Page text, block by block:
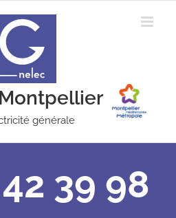
générale
39 98